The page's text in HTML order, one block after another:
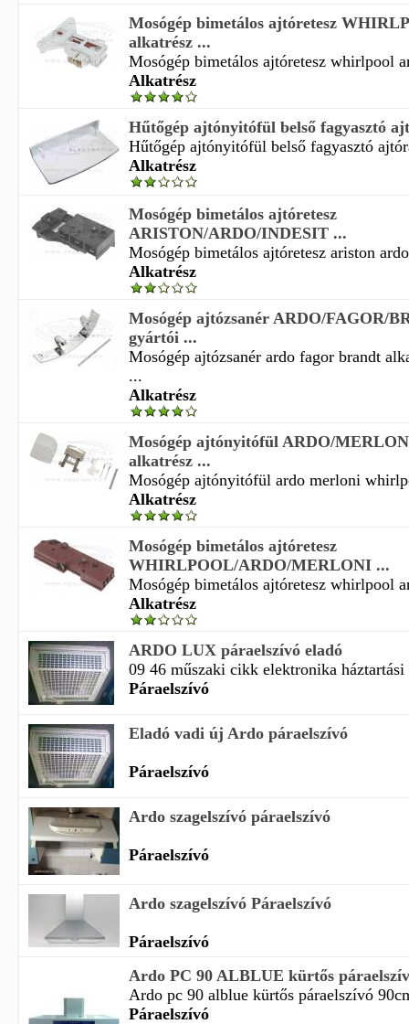
Mosógép bimetálos ajtóretesz
alkatrész ...
Mosógép bimetálos ajtóretesz whirlpool
Alkatrész
Hűtőgép ajtónyitófül belső fagyasztó
Hűtőgép ajtónyitófül belső fagyasztó
Alkatrész
Mosógép bimetálos ajtóretesz
ARISTON/ARDO/INDESIT ...
Mosógép bimetálos ajtóretesz ariston
Alkatrész
Mosógép ajtózsanér ARDO/FAGOR/
gyártói ...
Mosógép ajtózsanér ardo fagor brandt
...
Alkatrész
Mosógép ajtónyitófül ARDO/
alkatrész ...
Mosógép ajtónyitófül ardo merloni
Alkatrész
Mosógép bimetálos ajtóretesz
WHIRLPOOL/ARDO/MERLONI ...
Mosógép bimetálos ajtóretesz whirlpool
Alkatrész
ARDO LUX páraelszívó eladó
09 46 műszaki cikk elektronika háztartási
Páraelszívó
Eladó vadi új Ardo páraelszívó
Páraelszívó
Ardo szagelszívó páraelszívó
Páraelszívó
Ardo szagelszívó Páraelszívó
Páraelszívó
Ardo PC 90 ALBLUE kürtős
Ardo pc 90 alblue kürtős páraelszívó
Páraelszívó